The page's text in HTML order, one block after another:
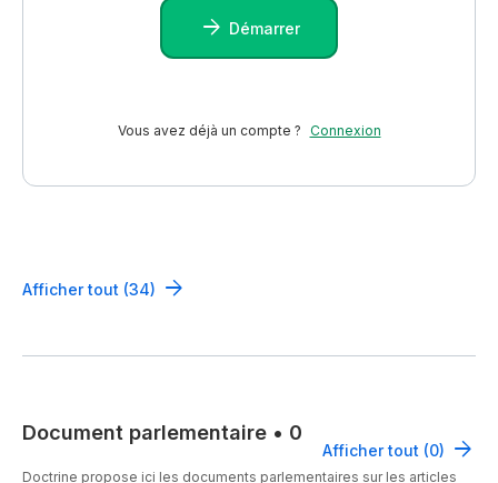
Démarrer
Vous avez déjà un compte ? Connexion
Afficher tout (34)
Document parlementaire • 0
Afficher tout (0)
Doctrine propose ici les documents parlementaires sur les articles